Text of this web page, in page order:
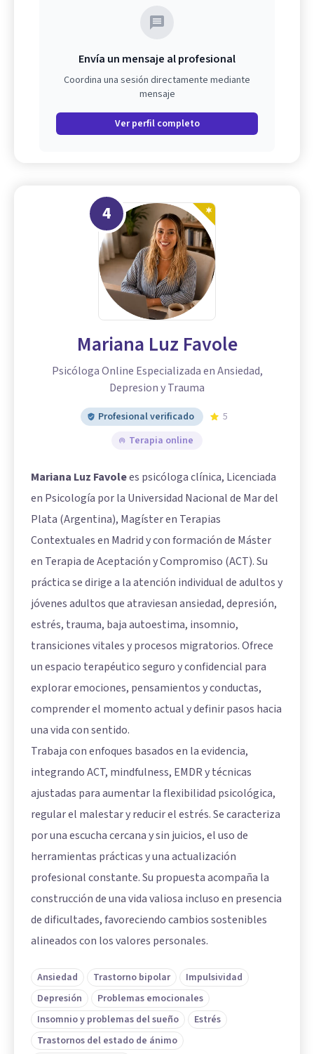
Envía un mensaje al profesional
Coordina una sesión directamente mediante
mensaje
Ver perfil completo
4
Mariana Luz Favole
Psicóloga Online Especializada en Ansiedad,
Depresion y Trauma
Profesional verificado
5
Terapia online
Mariana Luz Favolees psicóloga clínica, Licenciada
en Psicología por la Universidad Nacional de Mar del
Plata (Argentina), Magíster en Terapias
Contextuales en Madrid y con formación de Máster
en Terapia de Aceptación y Compromiso (ACT). Su
práctica se dirige a la atención individual de adultos y
jóvenes adultos que atraviesan ansiedad, depresión,
estrés, trauma, baja autoestima, insomnio,
transiciones vitales y procesos migratorios. Ofrece
un espacio terapéutico seguro y confidencial para
explorar emociones, pensamientos y conductas,
comprender el momento actual y definir pasos hacia
una vida con sentido.
Trabaja con enfoques basados en la evidencia,
integrando ACT, mindfulness, EMDR y técnicas
ajustadas para aumentar la flexibilidad psicológica,
regular el malestar y reducir el estrés. Se caracteriza
por una escucha cercana y sin juicios, el uso de
herramientas prácticas y una actualización
profesional constante. Su propuesta acompaña la
construcción de una vida valiosa incluso en presencia
de dificultades, favoreciendo cambios sostenibles
alineados con los valores personales.
Ansiedad Trastorno bipolar
Impulsividad
Depresión
Problemas emocionales
Insomnio y problemas del sueño
Estrés
Trastornos del estado de ánimo